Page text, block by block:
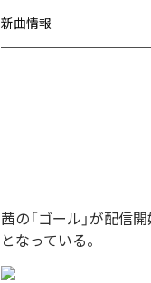
新曲情報
茜の「ゴール」が配信
となっている。